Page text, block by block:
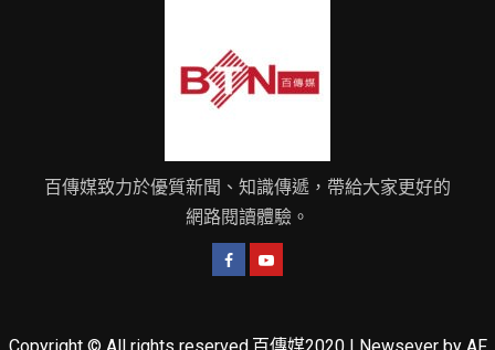
百傳媒致力於優質新聞、知識傳遞，帶給大家更好的
網路閱讀體驗。